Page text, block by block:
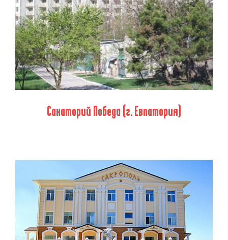
Санаторий Победа (г. Евпатория)